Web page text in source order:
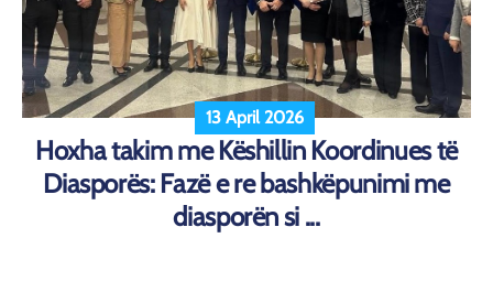
13 April 2026
Hoxha takim me Këshillin Koordinues të
Diasporës: Fazë e re bashkëpunimi me
diasporën si ...